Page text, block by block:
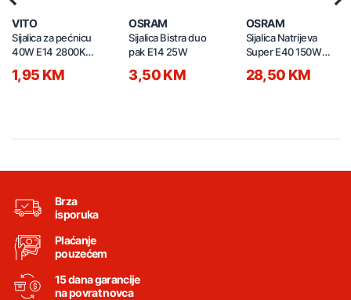
VITO
Sijalica za pećnicu
40W E14 2800K
1520160
1,95 KM
OSRAM
Sijalica Bistra duo
pak E14 25W
3,50 KM
OSRAM
Sijalica Natrijeva
Super E40 150W
28,50 KM
Brza
isporuka
Plaćanje
pouzećem
15 dana garancije
na povrat novca